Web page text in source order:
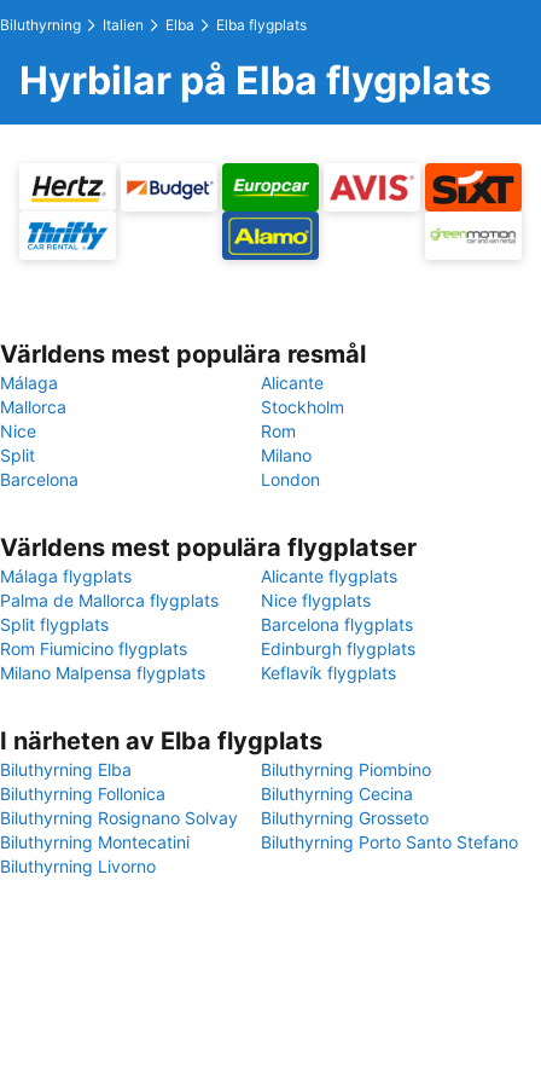
Biluthyrning Italien Elba Elba flygplats
Hyrbilar på Elba flygplats
Världens mest populära resmål
Málaga
Alicante
Mallorca
Stockholm
Nice
Rom
Split
Milano
Barcelona
London
Världens mest populära flygplatser
Málaga flygplats
Alicante flygplats
Palma de Mallorca flygplats
Nice flygplats
Split flygplats
Barcelona flygplats
Rom Fiumicino flygplats
Edinburgh flygplats
Milano Malpensa flygplats
Keflavík flygplats
I närheten av Elba flygplats
Biluthyrning Elba
Biluthyrning Piombino
Biluthyrning Follonica
Biluthyrning Cecina
Biluthyrning Rosignano Solvay
Biluthyrning Grosseto
Biluthyrning Montecatini
Biluthyrning Porto Santo Stefano
Biluthyrning Livorno